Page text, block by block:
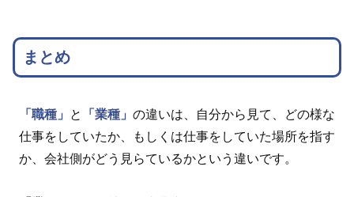
まとめ
「職種」 と 「業種」 の違いは、自分から見て、どの様な
仕事をしていたか、もしくは仕事をしていた場所を指す
か、会社側がどう見らているかという違いです。